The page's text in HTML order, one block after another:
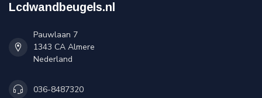
Lcdwandbeugels.nl
Pauwlaan 7
1343 CA Almere
Nederland
036-8487320